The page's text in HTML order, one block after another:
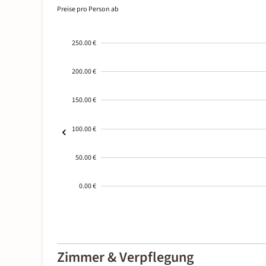
Preise pro Person ab
250.00 €
200.00 €
150.00 €
100.00 €
50.00 €
0.00 €
01-02
Zimmer & Verpflegung